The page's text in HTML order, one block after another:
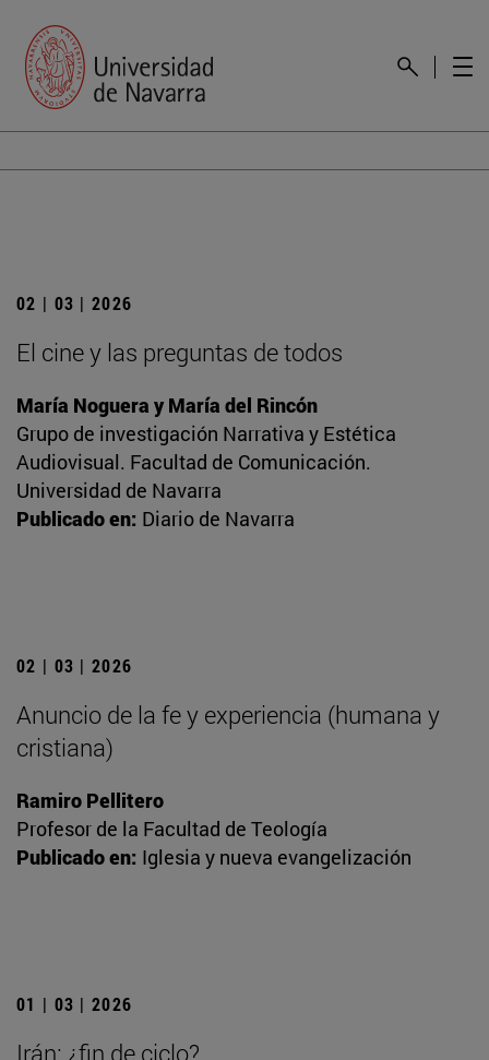
02 | 03 | 2026
El cine y las preguntas de todos
María Noguera y María del Rincón
Grupo de investigación Narrativa y Estética
Audiovisual. Facultad de Comunicación.
Universidad de Navarra
Publicado en: Diario de Navarra
02 | 03 | 2026
Anuncio de la fe y experiencia (humana y
cristiana)
Ramiro Pellitero
Profesor de la Facultad de Teología
Publicado en: Iglesia y nueva evangelización
01 | 03 | 2026
Irán: ¿fin de ciclo?